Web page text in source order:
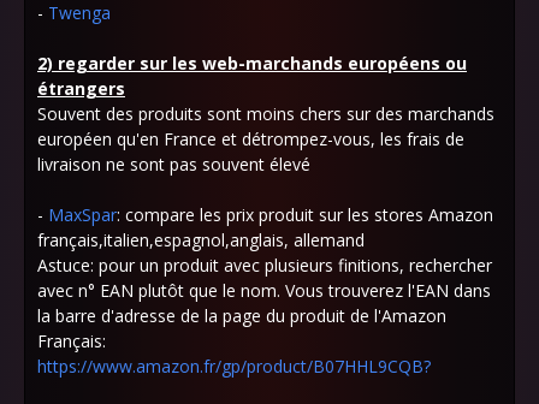
- Twenga
2) regarder sur les web-marchands européens ou
étrangers
Souvent des produits sont moins chers sur des marchands
européen qu'en France et détrompez-vous, les frais de
livraison ne sont pas souvent élevé
- MaxSpar: compare les prix produit sur les stores Amazon
français,italien,espagnol,anglais, allemand
Astuce: pour un produit avec plusieurs finitions, rechercher
avec n° EAN plutôt que le nom. Vous trouverez l'EAN dans
la barre d'adresse de la page du produit de l'Amazon
Français:
https://www.amazon.fr/gp/product/B07HHL9CQB?